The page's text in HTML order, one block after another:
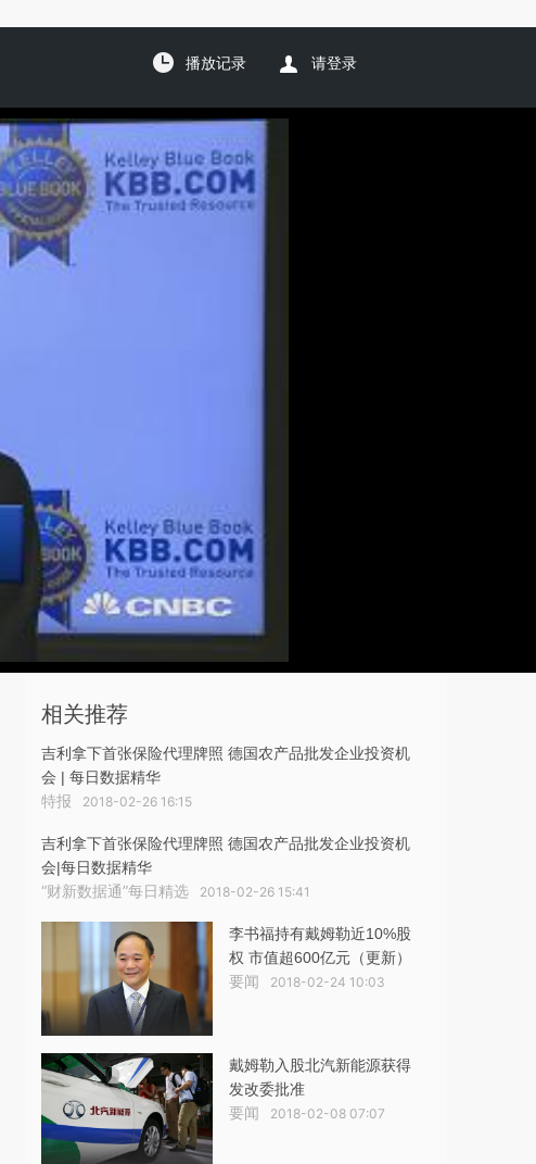
播放记录 请登录
相关推荐
吉利拿下首张保险代理牌照 德国农产品批发企业投资机
会 | 每日数据精华
特报 2018-02-26 16:15
吉利拿下首张保险代理牌照 德国农产品批发企业投资机
会|每日数据精华
“财新数据通”每日精选 2018-02-26 15:41
李书福持有戴姆勒近10%股
权 市值超600亿元（更新）
要闻 2018-02-24 10:03
戴姆勒入股北汽新能源获得
发改委批准
要闻 2018-02-08 07:07